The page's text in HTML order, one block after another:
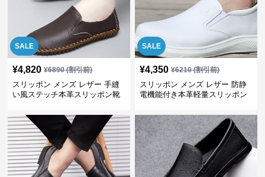
SALE
¥4,820 ¥6890(割引前)
スリッポン メンズ レザー 手縫
い風ステッチ本革スリッポン靴
SALE
¥4,350 ¥6210(割引前)
スリッポン メンズ レザー 防静
電機能付き本革軽量スリッポン